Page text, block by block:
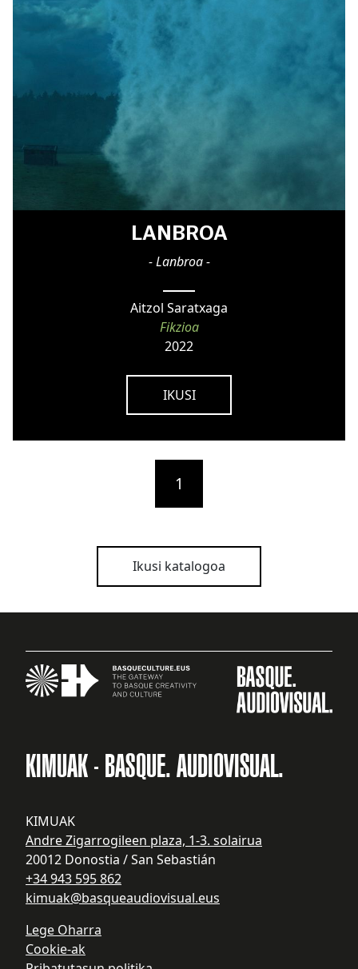
LANBROA
- Lanbroa -
Aitzol Saratxaga
Fikzioa
2022
IKUSI
1
Ikusi katalogoa
KIMUAK - BASQUE. AUDIOVISUAL.
KIMUAK
Andre Zigarrogileen plaza, 1-3. solairua
20012 Donostia / San Sebastián
+34 943 595 862
kimuak@basqueaudiovisual.eus
Lege Oharra
Cookie-ak